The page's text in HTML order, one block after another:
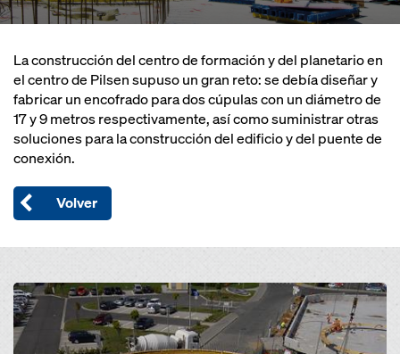
La construcción del centro de formación y del planetario en
el centro de Pilsen supuso un gran reto: se debía diseñar y
fabricar un encofrado para dos cúpulas con un diámetro de
17 y 9 metros respectivamente, así como suministrar otras
soluciones para la construcción del edificio y del puente de
conexión.
Volver
Open